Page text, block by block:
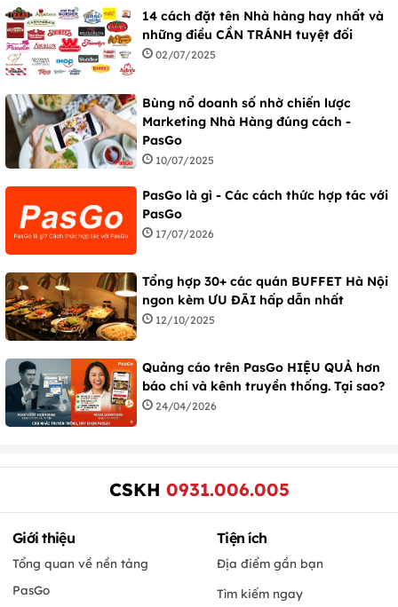
14 cách đặt tên Nhà hàng hay nhất và
những điều CẦN TRÁNH tuyệt đối
02/07/2025
Bùng nổ doanh số nhờ chiến lược
Marketing Nhà Hàng đúng cách -
PasGo
10/07/2025
PasGo là gì - Các cách thức hợp tác với
PasGo
17/07/2026
Tổng hợp 30+ các quán BUFFET Hà Nội
ngon kèm ƯU ĐÃI hấp dẫn nhất
12/10/2025
Quảng cáo trên PasGo HIỆU QUẢ hơn
báo chí và kênh truyền thống. Tại sao?
24/04/2026
CSKH 0931.006.005
Giới thiệu
Tổng quan về nền tảng
PasGo
Tiện ích
Địa điểm gần bạn
Tìm kiếm ngay